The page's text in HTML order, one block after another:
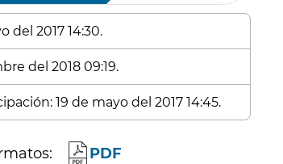
del 2017 14:30.
del 2018 09:19.
19 de mayo del 2017 14:45.
PDF